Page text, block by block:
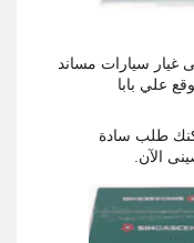
سيارات مساند
علي بابا
طلب سادة
الآن.